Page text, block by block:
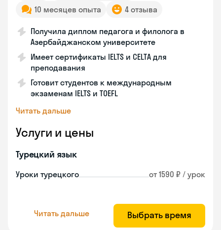
10 месяцев опыта
4 отзыва
Получила диплом педагога и филолога в
Азербайджанском университете
Имеет сертификаты IELTS и CELTA для
преподавания
Готовит студентов к международным
экзаменам IELTS и TOEFL
Читать дальше
Услуги и цены
Турецкий язык
Уроки турецкого от 1590 ₽ / урок
Читать дальше Выбрать время